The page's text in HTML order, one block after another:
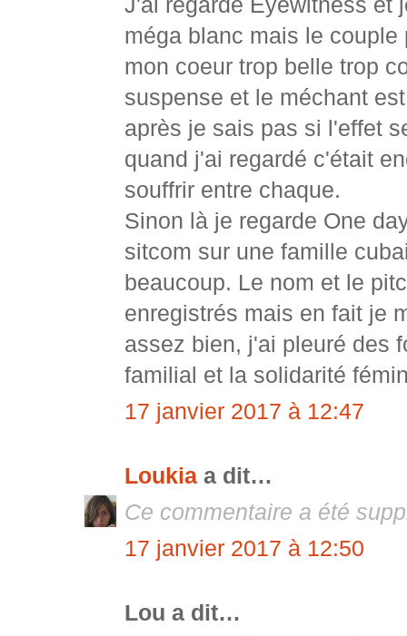
J'ai regardé Eyewitness et
méga blanc mais le
mon coeur trop belle trop
suspense et le méchant
après je sais pas si l'effet
quand j'ai regardé c'était
souffrir entre chaque.
Sinon là je regarde One
sitcom sur une famille
beaucoup. Le nom et le
enregistrés mais en fait je
assez bien, j'ai pleuré des
familial et la solidarité
17 janvier 2017 à 12:47
Loukia a dit…
Ce commentaire a été
17 janvier 2017 à 12:50
Lou a dit…